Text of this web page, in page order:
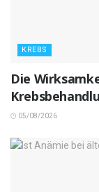
KREBS
Die
05/08/2026